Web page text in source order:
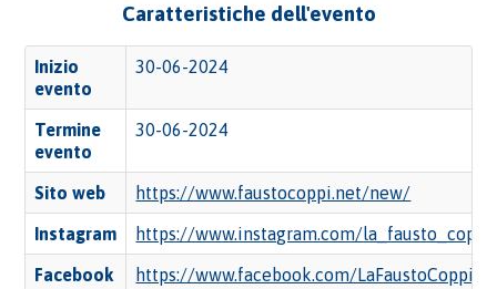
Caratteristiche dell'evento
Inizio
evento
30-06-2024
Termine
evento
30-06-2024
Sito web https://www.faustocoppi.net/new/
Instagram https://www.instagram.com/
Facebook https://www.facebook.com/LaFaustoCoppi